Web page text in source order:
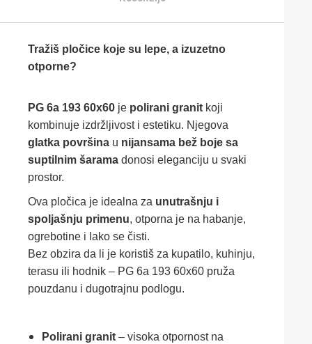
Tražiš pločice koje su lepe, a izuzetno
otporne?
PG 6a 193 60x60 je polirani granit koji
kombinuje izdržljivost i estetiku. Njegova
glatka površina u nijansama bež boje sa
suptilnim šarama donosi eleganciju u svaki
prostor.
Ova pločica je idealna za unutrašnju i
spoljašnju primenu, otporna je na habanje,
ogrebotine i lako se čisti.
Bez obzira da li je koristiš za kupatilo, kuhinju,
terasu ili hodnik – PG 6a 193 60x60 pruža
pouzdanu i dugotrajnu podlogu.
Polirani granit – visoka otpornost na